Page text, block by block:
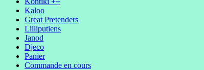
Kaloo
Great Pretenders
Lilliputiens
Janod
Djeco
Panier
Commande en cours